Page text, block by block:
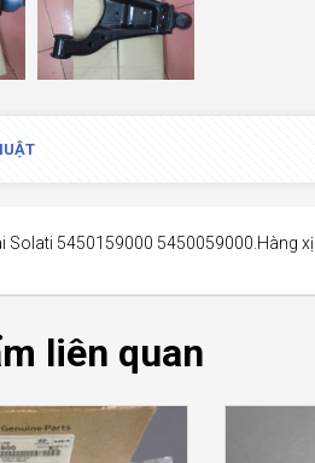
Solati 5450159000 5450059000.Hàng
liên quan